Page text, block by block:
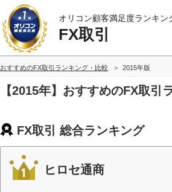
オリコン顧客満足度ランキン
FX取引
おすすめのFX取引ランキング・比較 2015年版
【2015年】おすすめのFX取引
FX取引 総合ランキング
ヒロセ通商